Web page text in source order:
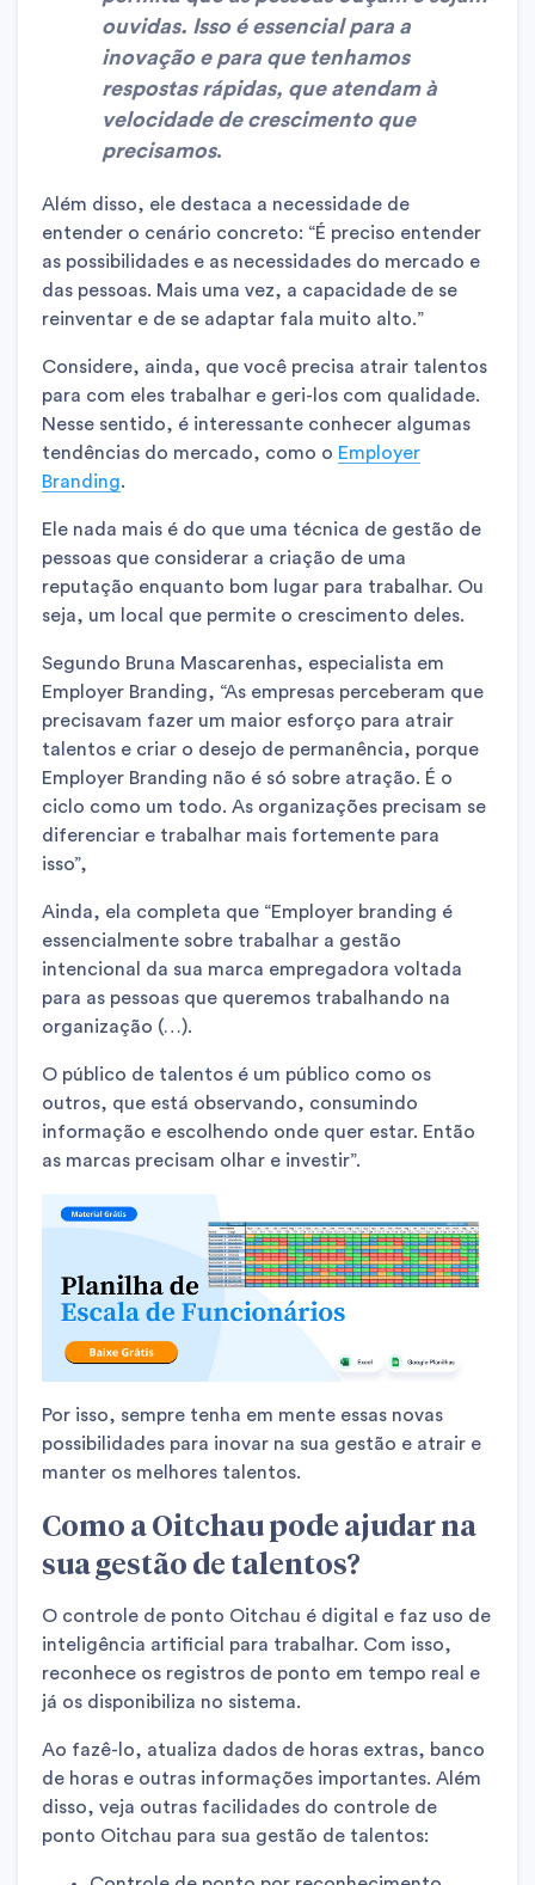
ouvidas. Isso é essencial para a
inovação e para que tenhamos
respostas rápidas, que atendam à
velocidade de crescimento que
precisamos.
Além disso, ele destaca a necessidade de
entender o cenário concreto: “É preciso entender
as possibilidades e as necessidades do mercado e
das pessoas. Mais uma vez, a capacidade de se
reinventar e de se adaptar fala muito alto.”
Considere, ainda, que você precisa atrair talentos
para com eles trabalhar e geri-los com qualidade.
Nesse sentido, é interessante conhecer algumas
tendências do mercado, como o Employer
Branding.
Ele nada mais é do que uma técnica de gestão de
pessoas que considerar a criação de uma
reputação enquanto bom lugar para trabalhar. Ou
seja, um local que permite o crescimento deles.
Segundo Bruna Mascarenhas, especialista em
Employer Branding, “As empresas perceberam que
precisavam fazer um maior esforço para atrair
talentos e criar o desejo de permanência, porque
Employer Branding não é só sobre atração. É o
ciclo como um todo. As organizações precisam se
diferenciar e trabalhar mais fortemente para
isso”,
Ainda, ela completa que “Employer branding é
essencialmente sobre trabalhar a gestão
intencional da sua marca empregadora voltada
para as pessoas que queremos trabalhando na
organização (…).
O público de talentos é um público como os
outros, que está observando, consumindo
informação e escolhendo onde quer estar. Então
as marcas precisam olhar e investir”.
Por isso, sempre tenha em mente essas novas
possibilidades para inovar na sua gestão e atrair e
manter os melhores talentos.
Como a Oitchau pode ajudar na
sua gestão de talentos?
O controle de ponto Oitchau é digital e faz uso de
inteligência artificial para trabalhar. Com isso,
reconhece os registros de ponto em tempo real e
já os disponibiliza no sistema.
Ao fazê-lo, atualiza dados de horas extras, banco
de horas e outras informações importantes. Além
disso, veja outras facilidades do controle de
ponto Oitchau para sua gestão de talentos: